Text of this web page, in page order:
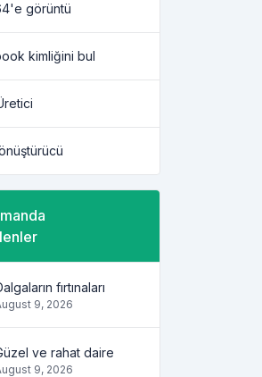
görüntü
kimliğini bul
fırtınaları
9, 2026
ve rahat daire
9, 2026